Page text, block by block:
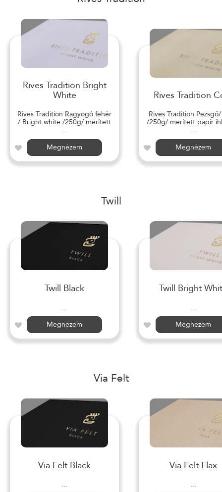
Rives Tradition Bright
White
Rives Tradition Ragyogó fehér
/ Bright white /250g/ merített
...
Megnézem
Rives Tradition
Rives Tradition
/250g/ merített papír
...
Megnézem
Twill
Twill Black
...
Megnézem
Twill Bright
...
Megnézem
Via Felt
Via Felt Black
...
Via Felt Flax
...